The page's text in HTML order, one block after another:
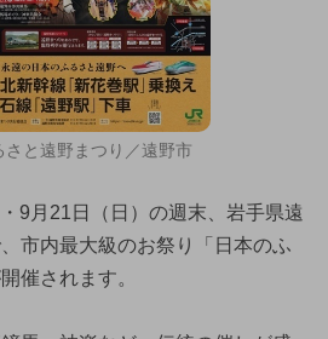
さと遠野まつり／遠野市
9月21日（日）の週末、岩手県遠
市内最大級のお祭り「日本のふ
催されます。